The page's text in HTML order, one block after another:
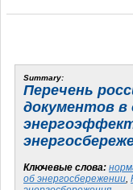
Summary:
Перечень
документов
Ключевые слова:
об энергосбережении,